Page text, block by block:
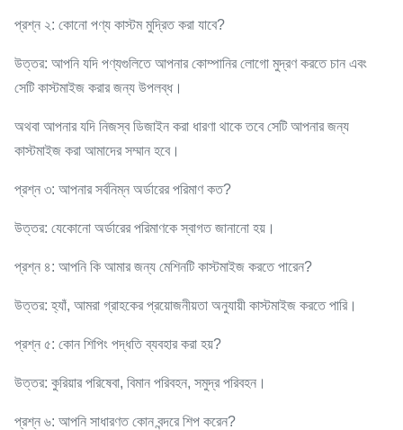
প্রশ্ন ২: কোনো পণ্য কাস্টম মুদ্রিত করা যাবে?
উত্তর: আপনি যদি পণ্যগুলিতে আপনার কোম্পানির লোগো মুদ্রণ করতে চান এবং
সেটি কাস্টমাইজ করার জন্য উপলব্ধ।
অথবা আপনার যদি নিজস্ব ডিজাইন করা ধারণা থাকে তবে সেটি আপনার জন্য
কাস্টমাইজ করা আমাদের সম্মান হবে।
প্রশ্ন ৩: আপনার সর্বনিম্ন অর্ডারের পরিমাণ কত?
উত্তর: যেকোনো অর্ডারের পরিমাণকে স্বাগত জানানো হয়।
প্রশ্ন ৪: আপনি কি আমার জন্য মেশিনটি কাস্টমাইজ করতে পারেন?
উত্তর: হ্যাঁ, আমরা গ্রাহকের প্রয়োজনীয়তা অনুযায়ী কাস্টমাইজ করতে পারি।
প্রশ্ন ৫: কোন শিপিং পদ্ধতি ব্যবহার করা হয়?
উত্তর: কুরিয়ার পরিষেবা, বিমান পরিবহন, সমুদ্র পরিবহন।
প্রশ্ন ৬: আপনি সাধারণত কোন বন্দরে শিপ করেন?